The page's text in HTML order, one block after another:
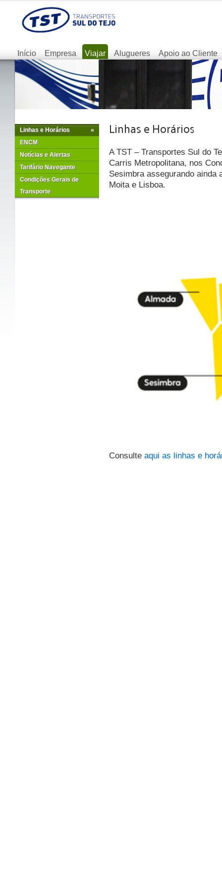
Início Empresa Viajar Alugueres Apoio ao Cliente
»
Linhas e Horários
ENCM
Notícias e Alertas
Tarifário Navegante
Condições Gerais de
Transporte
A TST – Transportes Sul do
Carris Metropolitana, nos
Sesimbra assegurando ainda
Moita e Lisboa.
Consulte aqui as linhas e